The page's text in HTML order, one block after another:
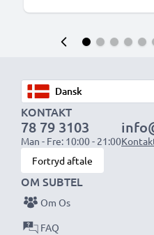
KONTAKT
78 79 3103
Man - Fre: 10:00 - 21:00
Fortryd aftale
OM SUBTEL
Om Os
FAQ